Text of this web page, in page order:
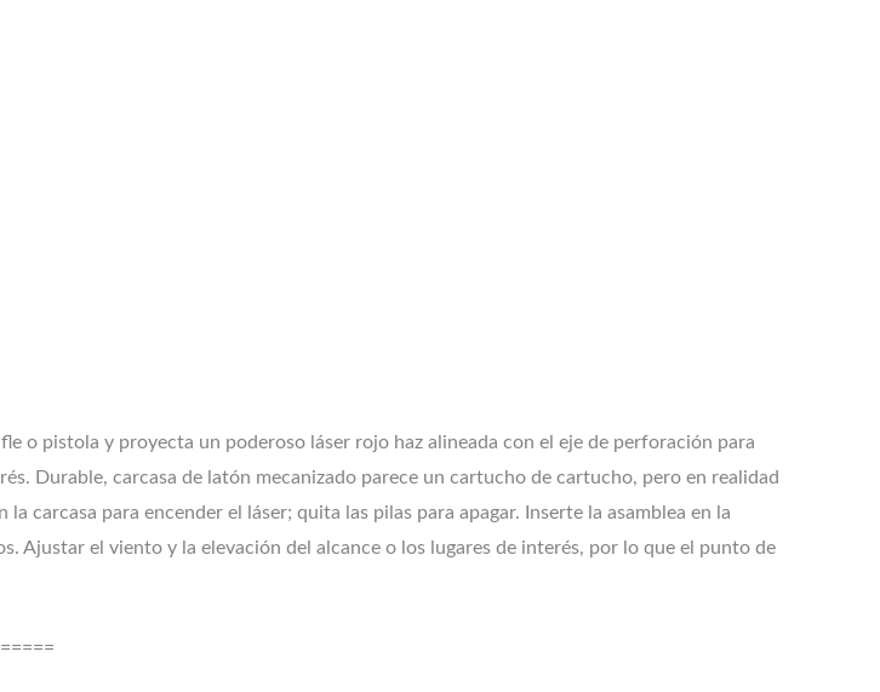
o pistola y proyecta un poderoso láser rojo haz alineada con el eje de perforación para
Durable, carcasa de latón mecanizado parece un cartucho de cartucho, pero en realidad
carcasa para encender el láser; quita las pilas para apagar. Inserte la asamblea en la
Ajustar el viento y la elevación del alcance o los lugares de interés, por lo que el punto de